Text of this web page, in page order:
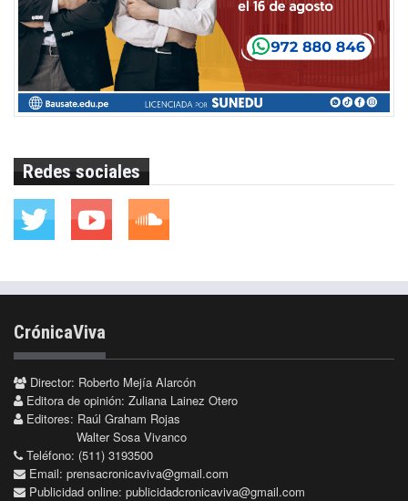
Redes sociales
CrónicaViva
Director: Roberto Mejía Alarcón
Editora de opinión: Zuliana Lainez Otero
Editores: Raúl Graham Rojas
Walter Sosa Vivanco
Teléfono: (511) 3193500
Email: prensacronicaviva@gmail.com
Publicidad online: publicidadcronicaviva@gmail.com